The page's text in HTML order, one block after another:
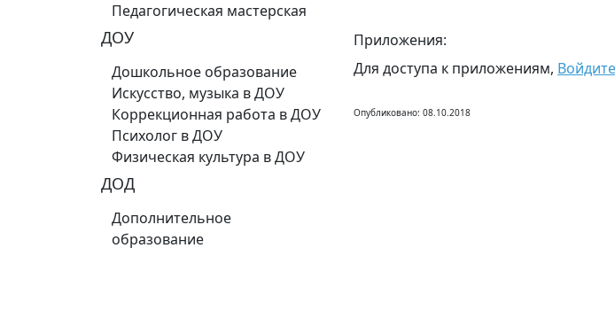
Педагогическая мастерская
ДОУ
Дошкольное образование
Искусство, музыка в ДОУ
Коррекционная работа в ДОУ
Психолог в ДОУ
Физическая культура в ДОУ
ДОД
Дополнительное
образование
Приложения:
Для доступа к приложениям,
Опубликовано: 08.10.2018